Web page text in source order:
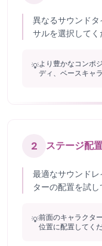
異なるサウンド
サルを選択してく
💡より豊かなコンポ
ディ、ベースキャ
2 ステージ配
最適なサウンド
ターの配置を試
💡前面のキャラクタ
位置に配置してく